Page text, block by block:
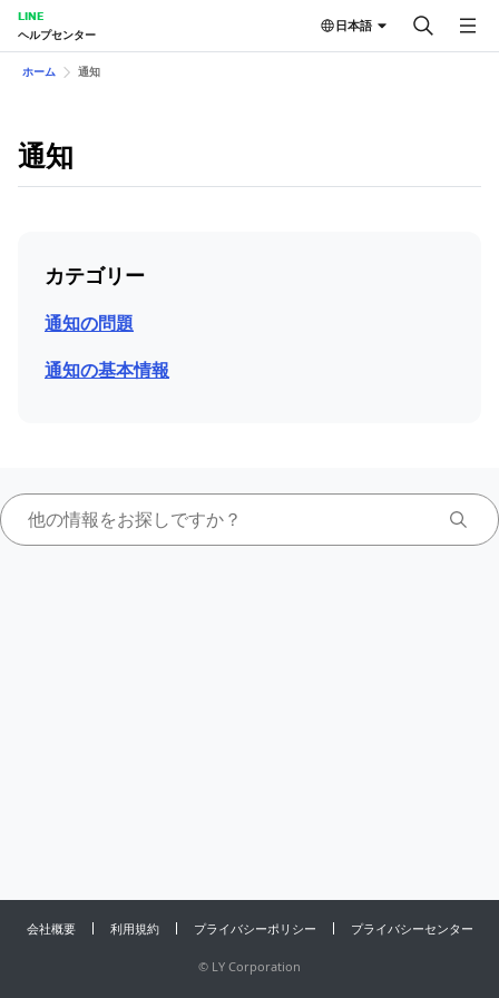
LINE
ヘルプセンター
日本語
ホーム 通知
通知
カテゴリー
通知の問題
通知の基本情報
会社概要 利用規約 プライバシーポリシー プライバシーセンター
© LY Corporation